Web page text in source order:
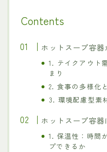
Contents
ホットスープ容
1. テイクアウト
まり
2. 食事の多様化
3. 環境配慮型素
ホットスープ容器
1. 保温性：時間
プできるか